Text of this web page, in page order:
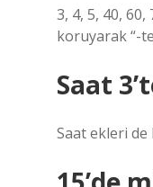
3, 4, 5, 40,
koruyarak “-
Saat
Saat ekleri de